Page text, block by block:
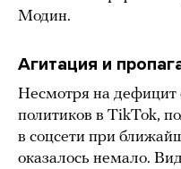
Модин.
Агитация и
Несмотря на дефицит
политиков в TikTok,
в соцсети при
оказалось немало.